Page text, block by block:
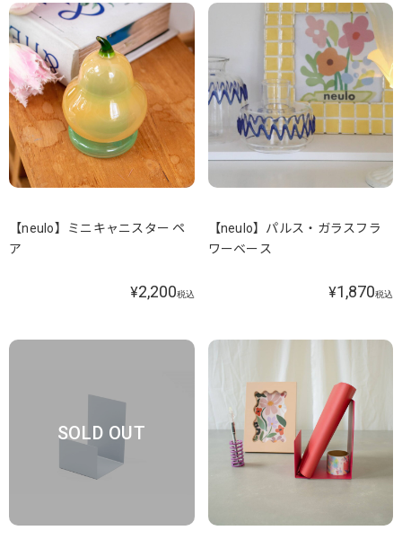
【neulo】ミニキャニスター ペ
ア
¥2,200税込
【neulo】パルス・ガラスフラ
ワーベース
¥1,870税込
SOLD OUT